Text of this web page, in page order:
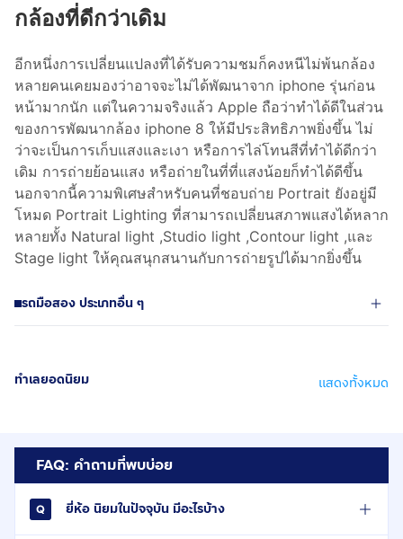
กล้องที่ดีกว่าเดิม
อีกหนึ่งการเปลี่ยนแปลงที่ได้รับความชมก็คงหนีไม่พ้นกล้อง
หลายคนเคยมองว่าอาจจะไม่ได้พัฒนาจาก iphone รุ่นก่อน
หน้ามากนัก แต่ในความจริงแล้ว Apple ถือว่าทำได้ดีในส่วน
ของการพัฒนากล้อง iphone 8 ให้มีประสิทธิภาพยิ่งขึ้น ไม่
ว่าจะเป็นการเก็บแสงและเงา หรือการไล่โทนสีที่ทำได้ดีกว่า
เดิม การถ่ายย้อนแสง หรือถ่ายในที่ที่แสงน้อยก็ทำได้ดีขึ้น
นอกจากนี้ความพิเศษสำหรับคนที่ชอบถ่าย Portrait ยังอยู่มี
โหมด Portrait Lighting ที่สามารถเปลี่ยนสภาพแสงได้หลาก
หลายทั้ง Natural light ,Studio light ,Contour light ,และ
Stage light ให้คุณสนุกสนานกับการถ่ายรูปได้มากยิ่งขึ้น
รถมือสอง ประเภทอื่น ๆ
ทำเลยอดนิยม แสดงทั้งหมด
FAQ: คำถามที่พบบ่อย
ยี่ห้อ นิยมในปัจจุบัน มีอะไรบ้าง